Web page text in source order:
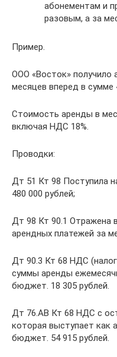
абонементам и
разовым, а за
Пример.
ООО «Восток» получило
месяцев вперед в сумме
Стоимость аренды в
включая НДС 18%.
Проводки:
Дт 51 Кт 98 Поступила
480 000 рублей;
Дт 98 Кт 90.1 Отражена
арендных платежей за
Дт 90.3 Кт 68 НДС
суммы аренды
бюджет. 18 305 рублей.
Дт 76.АВ Кт 68 НДС с
которая выступает как
бюджет. 54 915 рублей.